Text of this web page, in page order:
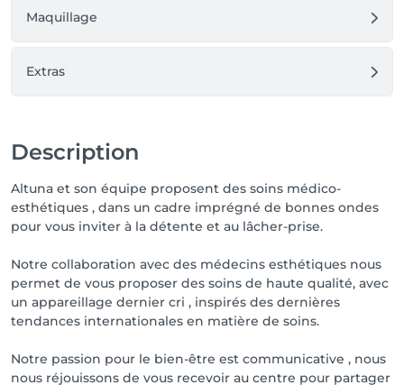
Maquillage
Extras
Description
Altuna et son équipe proposent des soins médico-
esthétiques , dans un cadre imprégné de bonnes ondes
pour vous inviter à la détente et au lâcher-prise.
Notre collaboration avec des médecins esthétiques nous
permet de vous proposer des soins de haute qualité, avec
un appareillage dernier cri , inspirés des dernières
tendances internationales en matière de soins.
Notre passion pour le bien-être est communicative , nous
nous réjouissons de vous recevoir au centre pour partager